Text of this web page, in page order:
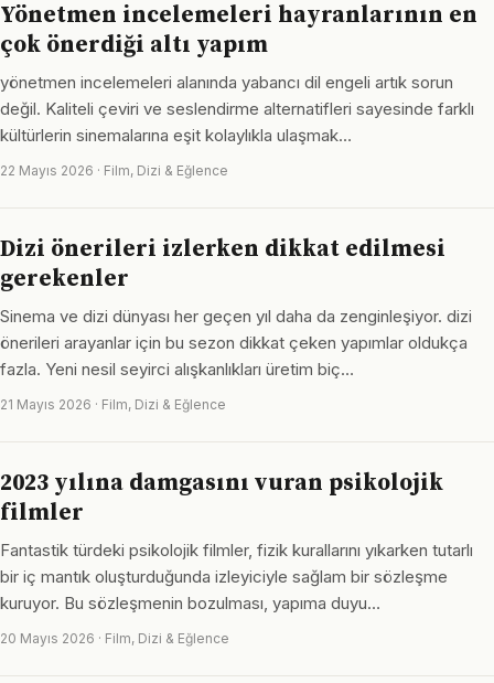
Yönetmen incelemeleri hayranlarının en
çok önerdiği altı yapım
yönetmen incelemeleri alanında yabancı dil engeli artık sorun
değil. Kaliteli çeviri ve seslendirme alternatifleri sayesinde farklı
kültürlerin sinemalarına eşit kolaylıkla ulaşmak…
22 Mayıs 2026 · Film, Dizi & Eğlence
Dizi önerileri izlerken dikkat edilmesi
gerekenler
Sinema ve dizi dünyası her geçen yıl daha da zenginleşiyor. dizi
önerileri arayanlar için bu sezon dikkat çeken yapımlar oldukça
fazla. Yeni nesil seyirci alışkanlıkları üretim biç…
21 Mayıs 2026 · Film, Dizi & Eğlence
2023 yılına damgasını vuran psikolojik
filmler
Fantastik türdeki psikolojik filmler, fizik kurallarını yıkarken tutarlı
bir iç mantık oluşturduğunda izleyiciyle sağlam bir sözleşme
kuruyor. Bu sözleşmenin bozulması, yapıma duyu…
20 Mayıs 2026 · Film, Dizi & Eğlence